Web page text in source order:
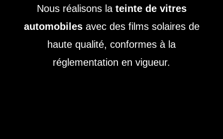
Nous réalisons la teinte de vitres
automobilesavec des films solaires de
haute qualité, conformes à la
réglementation en vigueur.